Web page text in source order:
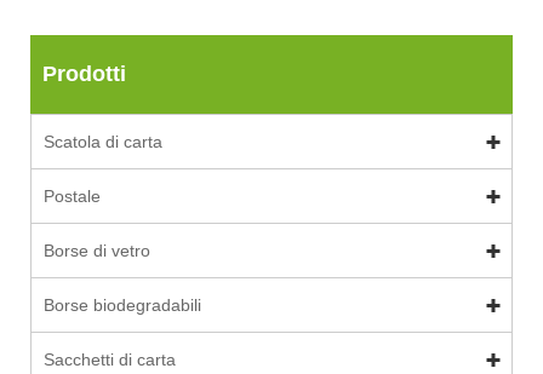
Prodotti
Scatola di carta
Postale
Borse di vetro
Borse biodegradabili
Sacchetti di carta